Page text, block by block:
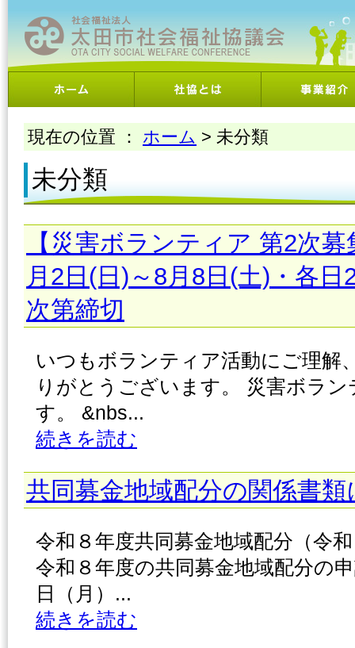
現在の位置 ： ホーム > 未分類
未分類
【災害ボランティア 第2次
月2日(日)～8月8日(土)・各
次第締切
いつもボランティア活動にご理解
りがとうございます。 災害ボラ
す。 &nbs...
続きを読む
共同募金地域配分の関係書
令和８年度共同募金地域配分（令
令和８年度の共同募金地域配分の
日（月）...
続きを読む